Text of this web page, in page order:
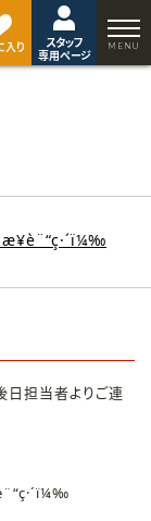
入り
スタッフ
専用ページ
日担当者よりご連